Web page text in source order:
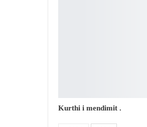
Kurthi i mendimit .